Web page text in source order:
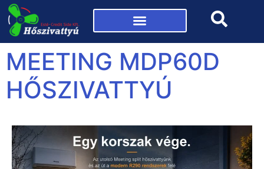
MEETING MDP60D
HŐSZIVATTYÚ